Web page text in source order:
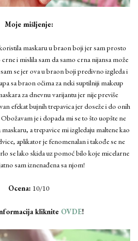
Moje mišljenje:
maskaru u braon boji jer sam prosto
i mislila sam da samo crna nijansa može
se jer ova u braon boji predivno izgleda i
sa braon očima za neki suptilniji makeup
za dnevnu varijantu jer nije previše
efekat bujnih trepavica jer doseže i do onih
je i dopada mi se to što uopšte ne
a trepavice mi izgledaju maltene kao
aplikator je fenomenalan i takođe se ne
se lako skida uz pomoć bilo koje micelarne
sam iznenađena sa njom!
Ocena: 10/10
kliknite OVDE!